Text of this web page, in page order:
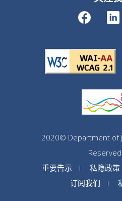
2020© Department of
Reserved
重要告示
私隐政策
订阅我们